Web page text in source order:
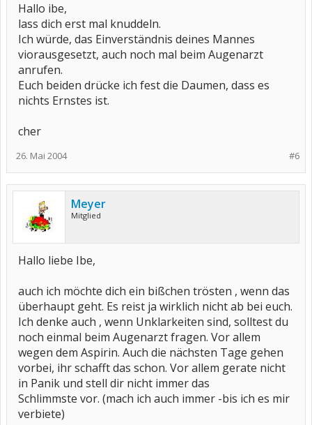
Hallo ibe,
lass dich erst mal knuddeln.
Ich würde, das Einverständnis deines Mannes
viorausgesetzt, auch noch mal beim Augenarzt
anrufen.
Euch beiden drücke ich fest die Daumen, dass es
nichts Ernstes ist.
cher
#6
26. Mai 2004
Meyer
Mitglied
Hallo liebe Ibe,
auch ich möchte dich ein bißchen trösten , wenn das
überhaupt geht. Es reist ja wirklich nicht ab bei euch.
Ich denke auch , wenn Unklarkeiten sind, solltest du
noch einmal beim Augenarzt fragen. Vor allem
wegen dem Aspirin. Auch die nächsten Tage gehen
vorbei, ihr schafft das schon. Vor allem gerate nicht
in Panik und stell dir nicht immer das
Schlimmste vor. (mach ich auch immer -bis ich es mir
verbiete)